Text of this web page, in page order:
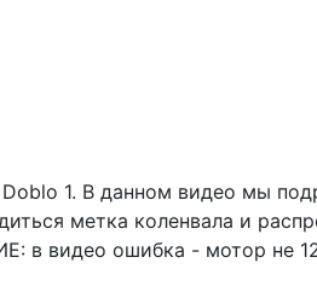
1. В данном видео мы
метка коленвала и
в видео ошибка - мотор не